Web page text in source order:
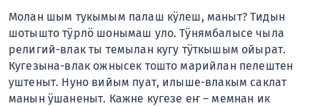
Молан шым тукымым палаш кӱлеш, маныт? Тидын
шотышто тӱрлӧ шонымаш уло. Тӱнямбалысе чыла
религий-влак ты темылан кугу тӱткышым ойырат.
Кугезына-влак ожнысек тошто марийлан пелештен
уштеныт. Нуно вийым пуат, илыше-влакым саклат
манын ӱшаненыт. Кажне кугезе еҥ – мемнан ик